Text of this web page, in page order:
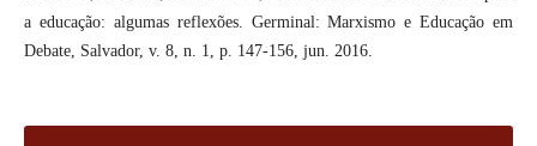
a educação: algumas reflexões. Germinal: Marxismo e Educação em
Debate, Salvador, v. 8, n. 1, p. 147-156, jun. 2016.